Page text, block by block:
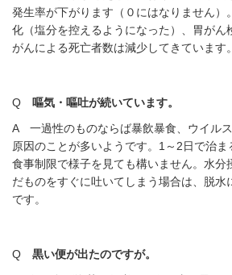
発生率が下がります（０にはなりません）
化（塩分を控えるようになった）、胃がん
がんによる死亡者数は減少してきています。
Q
嘔気・嘔吐が続いています。
A 一過性のものならば暴飲暴食、ウイル
原因のことが多いようです。1～2日で治ま
食事制限で様子を見ても構いません。水分
だものをすぐに吐いてしまう場合は、脱水
です。
Q 黒い便が出たのですが。